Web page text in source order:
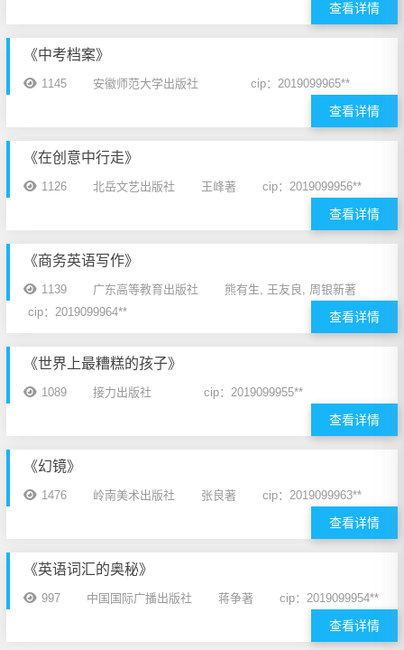
查看详情
《中考档案》
1145 安徽师范大学出版社 cip：2019099965**
查看详情
《在创意中行走》
1126 北岳文艺出版社 王峰著 cip：2019099956**
查看详情
《商务英语写作》
1139 广东高等教育出版社
熊有生, 王友良, 周银新著
cip：2019099964**
查看详情
《世界上最糟糕的孩子》
1089 接力出版社 cip：2019099955**
查看详情
《幻镜》
1476 岭南美术出版社 张良著 cip：2019099963**
查看详情
《英语词汇的奥秘》
997 中国国际广播出版社 蒋争著 cip：2019099954**
查看详情